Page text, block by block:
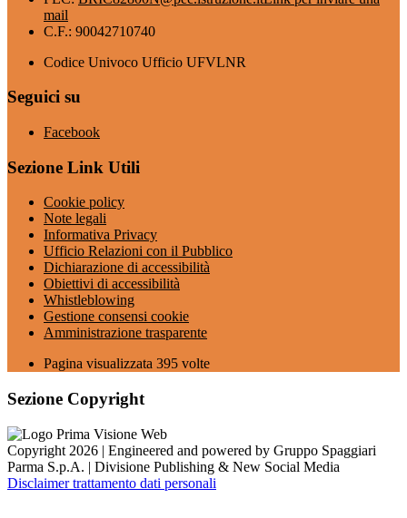
mail
C.F.: 90042710740
Codice Univoco Ufficio UFVLNR
Seguici su
Facebook
Sezione Link Utili
Cookie policy
Note legali
Informativa Privacy
Ufficio Relazioni con il Pubblico
Dichiarazione di accessibilità
Obiettivi di accessibilità
Whistleblowing
Gestione consensi cookie
Amministrazione trasparente
Pagina visualizzata 395 volte
Sezione Copyright
Copyright 2026 | Engineered and powered by Gruppo Spaggiari
Parma S.p.A. | Divisione Publishing & New Social Media
Disclaimer trattamento dati personali